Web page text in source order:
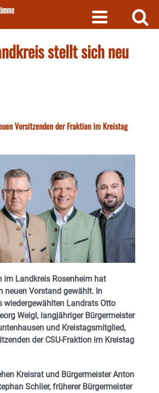
stellt sich neu
Vorsitzenden der Fraktion im Kreistag
im Landkreis Rosenheim hat
neuen Vorstand gewählt. In
wiedergewählten Landrats Otto
Weigl, langjähriger Bürgermeister
und Kreistagsmitglied,
der CSU-Fraktion im Kreistag
Kreisrat und Bürgermeister Anton
Schlier, früherer Bürgermeister